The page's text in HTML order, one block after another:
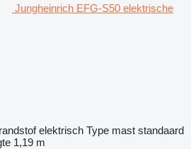
Jungheinrich EFG-S50 elektrische
elektrisch Type mast standaard
1,19 m